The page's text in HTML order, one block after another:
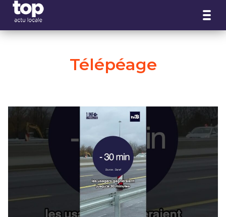
Télépéage
Panneau de gestion des cookies